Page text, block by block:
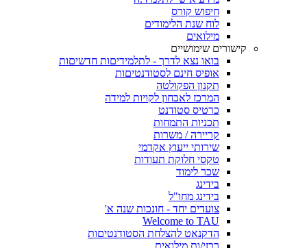
חיפוש קורס
לוח שנת הלימודים
מילואים
קישורים שימושיים
בואו נצא לדרך - לתלמידיםות חדשיםות
אופיס חינם לסטודנטיםות
תקנון הפקולטה
המרכז לאבחון לקויות למידה
כרטיס סטודנט
תכניות התמחות
קריירה / משרות
שירותי ייעוץ אקדמי
טקסי חלוקת תעודות
שכר לימוד
בידינג
בידינג מחו"ל
צועדים יחד - חונכות שנה א'
Welcome to TAU
הדקנאט להצלחת הסטודנטיםות
רכזי/ות מילואים